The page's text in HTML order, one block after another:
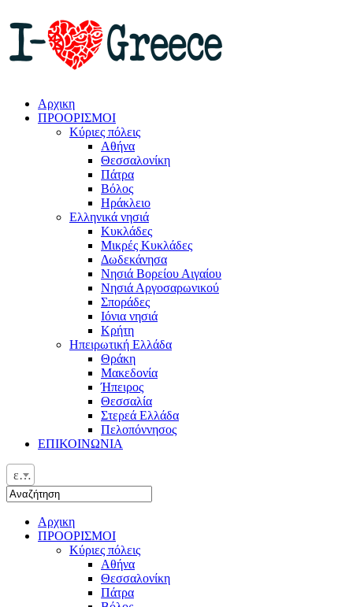
Αρχικη
ΠΡΟΟΡΙΣΜΟΙ
Κύριες πόλεις
Αθήνα
Θεσσαλονίκη
Πάτρα
Βόλος
Ηράκλειο
Ελληνικά νησιά
Κυκλάδες
Μικρές Κυκλάδες
Δωδεκάνησα
Νησιά Βορείου Αιγαίου
Νησιά Αργοσαρωνικού
Σποράδες
Ιόνια νησιά
Κρήτη
Ηπειρωτική Ελλάδα
Θράκη
Μακεδονία
Ήπειρος
Θεσσαλία
Στερεά Ελλάδα
Πελοπόννησος
ΕΠΙΚΟΙΝΩΝΙΑ
ελ
Αρχικη
ΠΡΟΟΡΙΣΜΟΙ
Κύριες πόλεις
Αθήνα
Θεσσαλονίκη
Πάτρα